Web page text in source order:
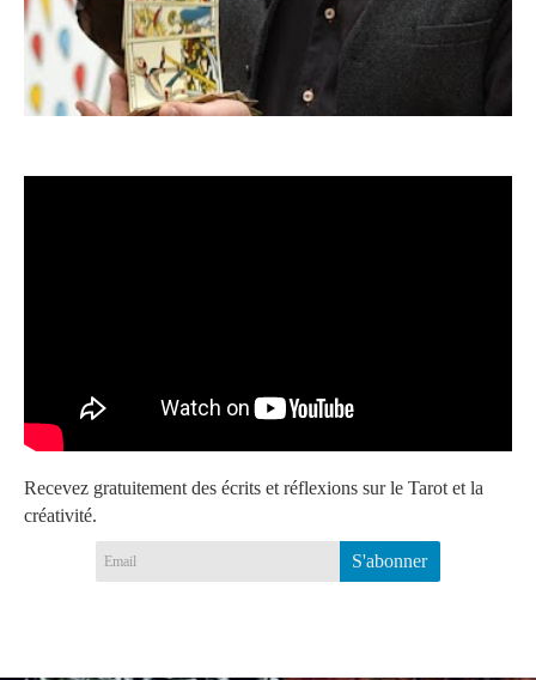
Recevez gratuitement des écrits et réflexions sur le Tarot et la
créativité.
S'abonner